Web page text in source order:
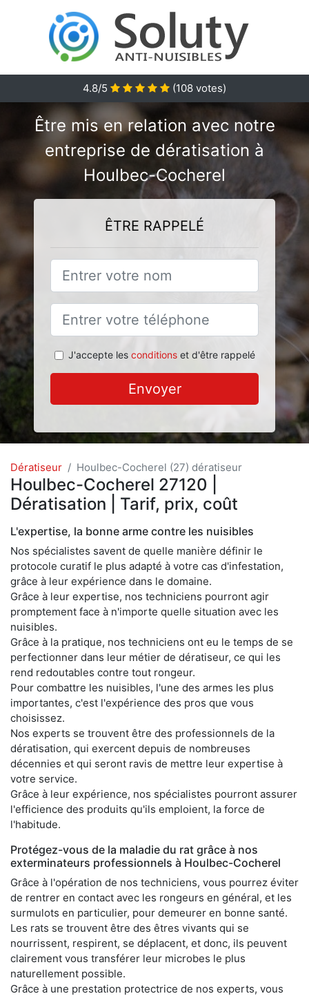
4.8/5 (108 votes)
Être mis en relation avec notre
entreprise de dératisation à
Houlbec-Cocherel
ÊTRE RAPPELÉ
J'accepte les conditionset d'être rappelé
Envoyer
Dératiseur Houlbec-Cocherel (27) dératiseur
Houlbec-Cocherel 27120 |
Dératisation | Tarif, prix, coût
L'expertise, la bonne arme contre les nuisibles
Nos spécialistes savent de quelle manière définir le
protocole curatif le plus adapté à votre cas d'infestation,
grâce à leur expérience dans le domaine.
Grâce à leur expertise, nos techniciens pourront agir
promptement face à n'importe quelle situation avec les
nuisibles.
Grâce à la pratique, nos techniciens ont eu le temps de se
perfectionner dans leur métier de dératiseur, ce qui les
rend redoutables contre tout rongeur.
Pour combattre les nuisibles, l'une des armes les plus
importantes, c'est l'expérience des pros que vous
choisissez.
Nos experts se trouvent être des professionnels de la
dératisation, qui exercent depuis de nombreuses
décennies et qui seront ravis de mettre leur expertise à
votre service.
Grâce à leur expérience, nos spécialistes pourront assurer
l'efficience des produits qu'ils emploient, la force de
l'habitude.
Protégez-vous de la maladie du rat grâce à nos
exterminateurs professionnels à Houlbec-Cocherel
Grâce à l'opération de nos techniciens, vous pourrez éviter
de rentrer en contact avec les rongeurs en général, et les
surmulots en particulier, pour demeurer en bonne santé.
Les rats se trouvent être des êtres vivants qui se
nourrissent, respirent, se déplacent, et donc, ils peuvent
clairement vous transférer leur microbes le plus
naturellement possible.
Grâce à une prestation protectrice de nos experts, vous